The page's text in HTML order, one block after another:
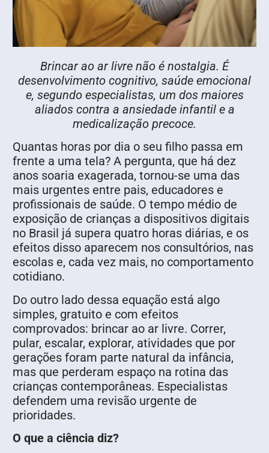
Brincar ao ar livre não é nostalgia. É
desenvolvimento cognitivo, saúde emocional
e, segundo especialistas, um dos maiores
aliados contra a ansiedade infantil e a
medicalização precoce.
Quantas horas por dia o seu filho passa em
frente a uma tela? A pergunta, que há dez
anos soaria exagerada, tornou-se uma das
mais urgentes entre pais, educadores e
profissionais de saúde. O tempo médio de
exposição de crianças a dispositivos digitais
no Brasil já supera quatro horas diárias, e os
efeitos disso aparecem nos consultórios, nas
escolas e, cada vez mais, no comportamento
cotidiano.
Do outro lado dessa equação está algo
simples, gratuito e com efeitos
comprovados: brincar ao ar livre. Correr,
pular, escalar, explorar, atividades que por
gerações foram parte natural da infância,
mas que perderam espaço na rotina das
crianças contemporâneas. Especialistas
defendem uma revisão urgente de
prioridades.
O que a ciência diz?